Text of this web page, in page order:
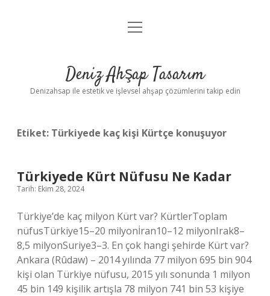
Anasayfa
Yasal Uyarı
menüyü
Deniz Ahşap Tasarım
Denizahsap ile estetik ve işlevsel ahşap çözümlerini takip edin
Etiket: Türkiyede kaç kişi Kürtçe konuşuyor
Türkiyede Kürt Nüfusu Ne Kadar
Tarih: Ekim 28, 2024
Türkiye’de kaç milyon Kürt var? KürtlerToplam
nüfusTürkiye15–20 milyonİran10–12 milyonIrak8–
8,5 milyonSuriye3–3. En çok hangi şehirde Kürt var?
Ankara (Rûdaw) – 2014 yılında 77 milyon 695 bin 904
kişi olan Türkiye nüfusu, 2015 yılı sonunda 1 milyon
45 bin 149 kişilik artışla 78 milyon 741 bin 53 kişiye